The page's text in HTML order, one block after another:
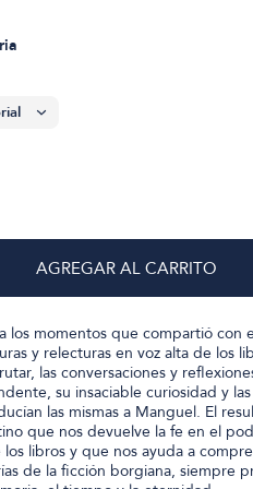
AGREGAR AL CARRITO
los momentos que compartió con
y relecturas en voz alta de los
las conversaciones y
su insaciable curiosidad y las
las mismas a Manguel. El
que nos devuelve la fe en el
libros y que nos ayuda a
de la ficción borgiana, siempre